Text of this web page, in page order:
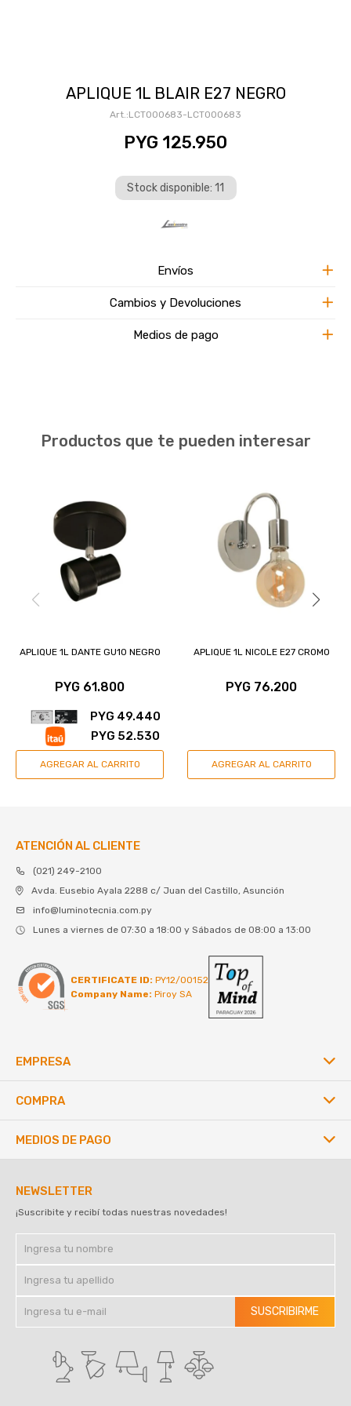
APLIQUE 1L BLAIR E27 NEGRO
LCT000683-LCT000683
PYG 125.950
Stock disponible: 11
Envíos
Cambios y Devoluciones
Medios de pago
Productos que te pueden interesar
APLIQUE 1L DANTE GU10 NEGRO
PYG 61.800
PYG 49.440
PYG 52.530
APLIQUE 1L NICOLE E27 CROMO
PYG 76.200
ATENCIÓN AL CLIENTE
(021) 249-2100
Avda. Eusebio Ayala 2288 c/ Juan del Castillo, Asunción
info@luminotecnia.com.py
Lunes a viernes de 07:30 a 18:00 y Sábados de 08:00 a 13:00
CERTIFICATE ID: PY12/00152
Company Name: Piroy SA
EMPRESA
COMPRA
NEWSLETTER
¡Suscribite y recibí todas nuestras novedades!
SUSCRIBIRME
MEDIOS DE PAGO